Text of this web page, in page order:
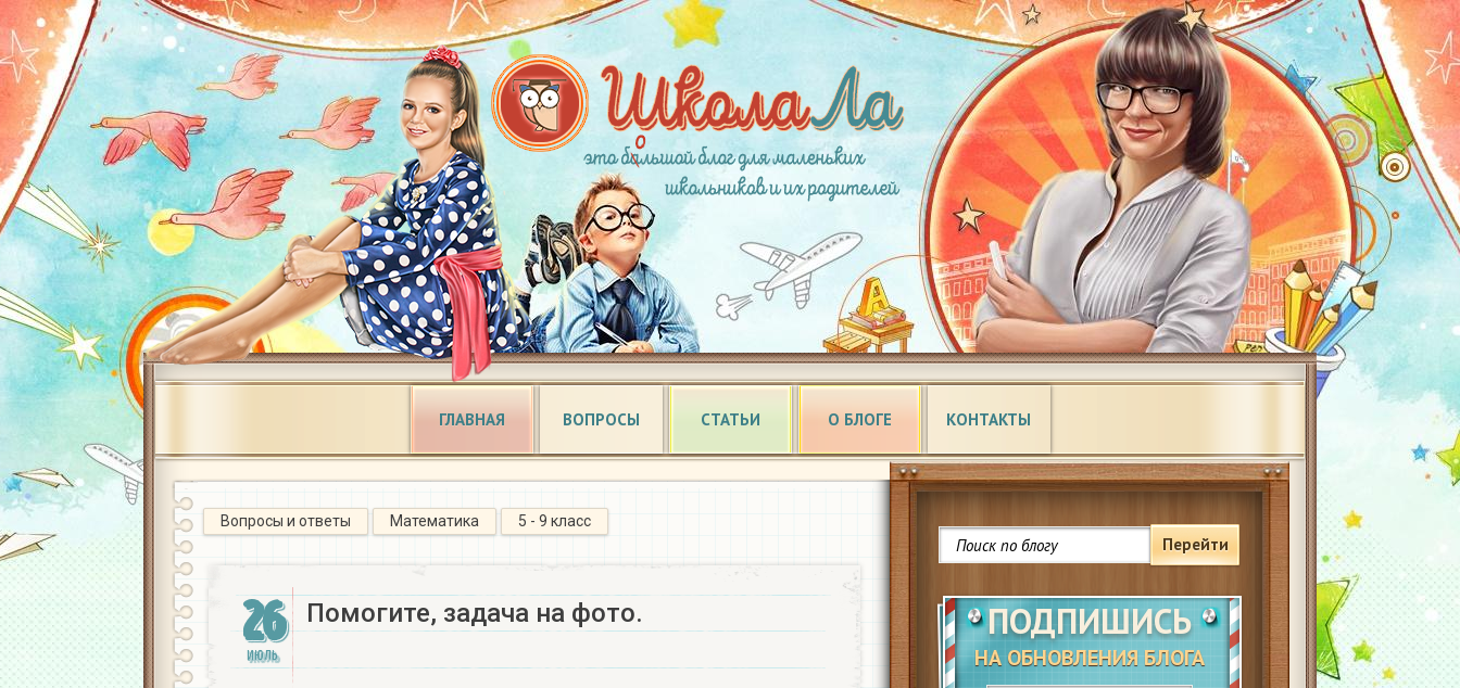
ГЛАВНАЯ ВОПРОСЫ СТАТЬИ О БЛОГЕ КОНТАКТЫ
Перейти
ПОДПИШИСЬ
НА ОБНОВЛЕНИЯ БЛОГА
Вопросы и ответы Математика 5 - 9 класс
26
ИЮЛЬ
Помогите, задача на фото.